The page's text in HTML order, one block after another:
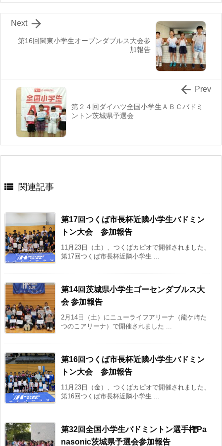
第16回関東小学生オープンダブルス大会参
加報告

Next
第２４回ダイハツ全国小学生ＡＢＣバドミ
ントン茨城県予選会
 Prev
 関連記事
第17回つくば市長杯近隣小学生バドミン
トン大会 参加報告
11月23日（土）、つくばカピオで開催されました、
第17回つくば市長杯近隣小学生 ...
第14回茨城県小学生ゴーセンダブルス大
会 参加報告
2月14日（土）にニューライフアリーナ（龍ケ崎た
つのこアリーナ）で開催されました ...
第16回つくば市長杯近隣小学生バドミン
トン大会 参加報告
11月23日（金）、つくばカピオで開催されました、
第16回つくば市長杯近隣小学生 ...
第32回全国小学生バドミントン選手権Pa
nasonic茨城県予選会参加報告